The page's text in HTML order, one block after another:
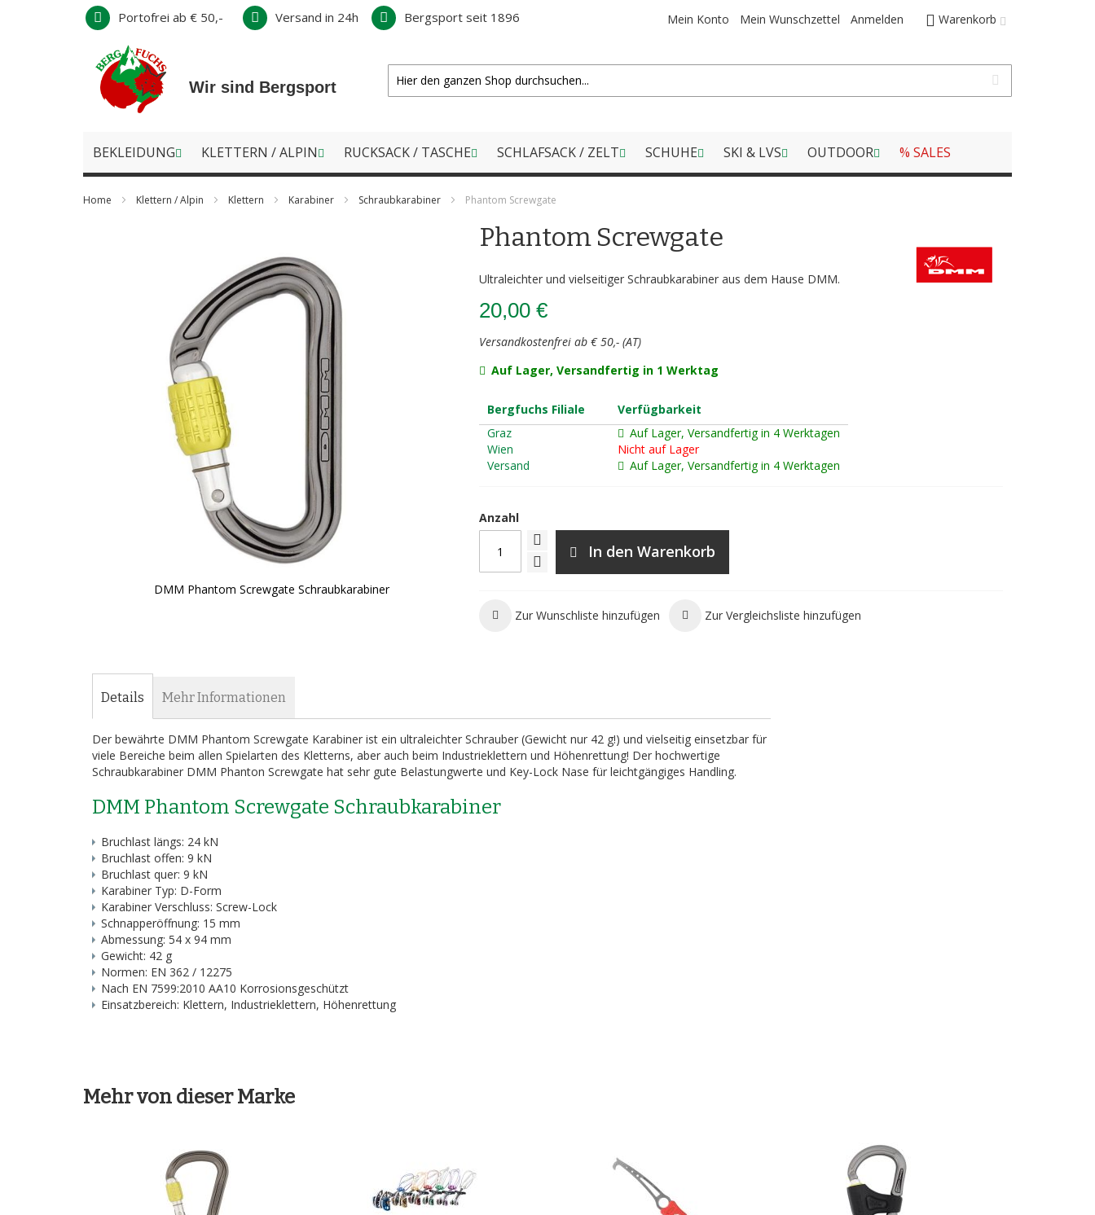
Direkt
Inhalt
Warenkorb
Mein Konto Mein Wunschzettel Anmelden
Portofrei ab € 50,- Versand in 24h Bergsport seit 1896
Wir sind Bergsport
BEKLEIDUNG KLETTERN / ALPIN RUCKSACK / TASCHE SCHLAFSACK / ZELT SCHUHE SKI & LVS OUTDOOR % SALES
Home Klettern / Alpin Klettern Karabiner Schraubkarabiner Phantom Screwgate
DMM Phantom Screwgate Schraubkarabiner
springen
Phantom Screwgate
Ultraleichter und vielseitiger Schraubkarabiner aus dem Hause DMM.
20,00 €
Versandkostenfrei ab € 50,- (AT)
Auf Lager, Versandfertig in 1 Werktag
Bergfuchs Filiale
Verfügbarkeit
Graz
Auf Lager, Versandfertig in 4 Werktagen
Wien
Nicht auf Lager
Versand
Auf Lager, Versandfertig in 4 Werktagen
Anzahl
In den Warenkorb
Zur Wunschliste hinzufügen Zur Vergleichsliste hinzufügen
Details
Der bewährte DMM Phantom Screwgate Karabiner ist ein ultraleichter Schrauber (Gewicht nur 42 g!) und vielseitig einsetzbar für
viele Bereiche beim allen Spielarten des Kletterns, aber auch beim Industrieklettern und Höhenrettung! Der hochwertige
Schraubkarabiner DMM Phanton Screwgate hat sehr gute Belastungwerte und Key-Lock Nase für leichtgängiges Handling.
DMM Phantom Screwgate Schraubkarabiner
Bruchlast längs: 24 kN
Bruchlast offen: 9 kN
Bruchlast quer: 9 kN
Karabiner Typ: D-Form
Karabiner Verschluss: Screw-Lock
Schnapperöffnung: 15 mm
Abmessung: 54 x 94 mm
Gewicht: 42 g
Normen: EN 362 / 12275
Nach EN 7599:2010 AA10 Korrosionsgeschützt
Einsatzbereich: Klettern, Industrieklettern, Höhenrettung
Mehr Informationen
Mehr von dieser Marke